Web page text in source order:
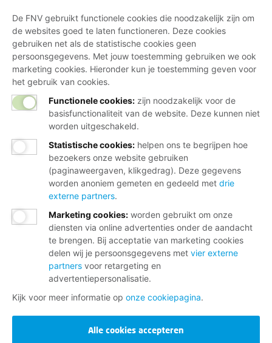
De FNV gebruikt functionele cookies die noodzakelijk zijn om
de websites goed te laten functioneren. Deze cookies
gebruiken net als de statistische cookies geen
persoonsgegevens. Met jouw toestemming gebruiken we ook
marketing cookies. Hieronder kun je toestemming geven voor
het gebruik van cookies.
Functionele cookies: zijn noodzakelijk voor de
basisfunctionaliteit van de website. Deze kunnen niet
worden uitgeschakeld.
Statistische cookies: helpen ons te begrijpen hoe
bezoekers onze website gebruiken
(paginaweergaven, klikgedrag). Deze gegevens
worden anoniem gemeten en gedeeld met drie
externe partners.
Marketing cookies: worden gebruikt om onze
diensten via online advertenties onder de aandacht
te brengen. Bij acceptatie van marketing cookies
delen wij je persoonsgegevens met vier externe
partners voor retargeting en
advertentiepersonalisatie.
Kijk voor meer informatie op onze cookiepagina.
Alle cookies accepteren